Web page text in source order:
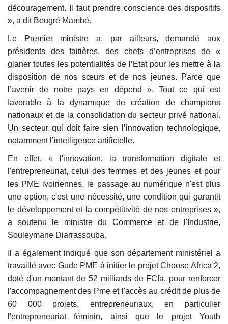
découragement. Il faut prendre conscience des dispositifs
», a dit Beugré Mambé.
Le Premier ministre a, par ailleurs, demandé aux
présidents des faitières, des chefs d’entreprises de «
glaner toutes les potentialités de l’Etat pour les mettre à la
disposition de nos sœurs et de nos jeunes. Parce que
l’avenir de notre pays en dépend ». Tout ce qui est
favorable à la dynamique de création de champions
nationaux et de la consolidation du secteur privé national.
Un secteur qui doit faire sien l’innovation technologique,
notamment l’intelligence artificielle.
En effet, « l'innovation, la transformation digitale et
l'entrepreneuriat, celui des femmes et des jeunes et pour
les PME ivoiriennes, le passage au numérique n'est plus
une option, c'est une nécessité, une condition qui garantit
le développement et la compétitivité de nos entreprises »,
a soutenu le ministre du Commerce et de l'Industrie,
Souleymane Diarrassouba.
Il a également indiqué que son département ministériel a
travaillé avec Gude PME à initier le projet Choose Africa 2,
doté d'un montant de 52 milliards de FCfa, pour renforcer
l'accompagnement des Pme et l'accès au crédit de plus de
60 000 projets, entrepreneuriaux, en particulier
l'entrepreneuriat féminin, ainsi que le projet Youth